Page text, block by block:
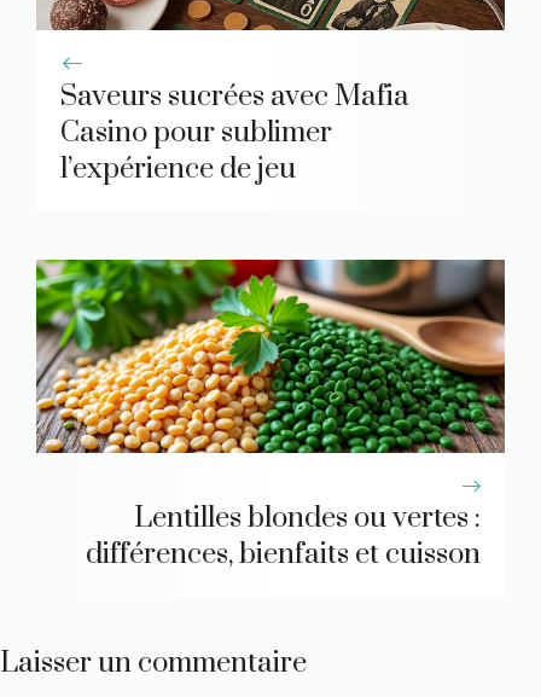
Saveurs sucrées avec Mafia
Casino pour sublimer
l’expérience de jeu
Lentilles blondes ou vertes :
différences, bienfaits et cuisson
Laisser un commentaire